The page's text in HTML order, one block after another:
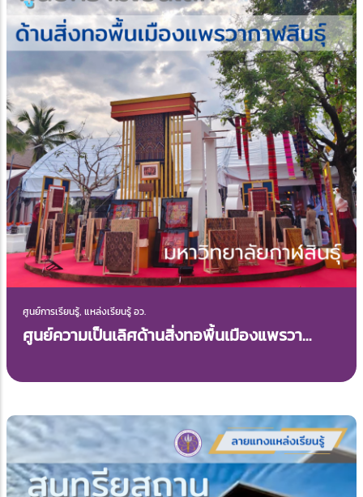
ศูนย์การเรียนรู้, แหล่งเรียนรู้ อว.
ศูนย์ความเป็นเลิศด้านสิ่งทอพื้นเมืองแพรวา